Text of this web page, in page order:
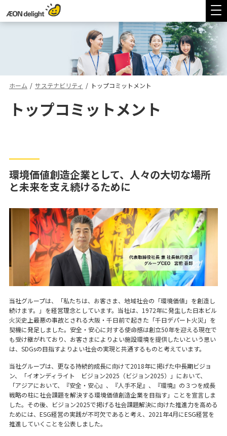
ホーム / サステナビリティ / トップコミットメント
トップコミットメント
環境価値創造企業として、人々の大切な場所
と未来を支え続けるために
当社グループは、「私たちは、お客さま、地域社会の「環境価値」を創造し
続けます。」を経営理念としています。当社は、1972年に発生した日本ビル
火災史上最悪の事故とされる大阪・千日前で起きた「千日デパート火災」を
契機に発足しました。安全・安心に対する使命感は創立50年を迎える現在で
も受け継がれており、お客さまによりよい施設環境を提供したいという思い
は、SDGsの目指すよりよい社会の実現と共通するものと考えています。
当社グループは、更なる持続的成長に向けて2018年に掲げた中長期ビジョ
ン、「イオンディライト ビジョン2025（ビジョン2025）」において、
「アジアにおいて、『安全・安心』、『人手不足』、『環境』の３つを成長
戦略の柱に社会課題を解決する環境価値創造企業を目指す」ことを宣言しま
した。その後、ビジョン2025で掲げる社会課題解決に向けた推進力を高める
ためには、ESG経営の実践が不可欠であると考え、2021年4月にESG経営を
推進していくことを公表しました。